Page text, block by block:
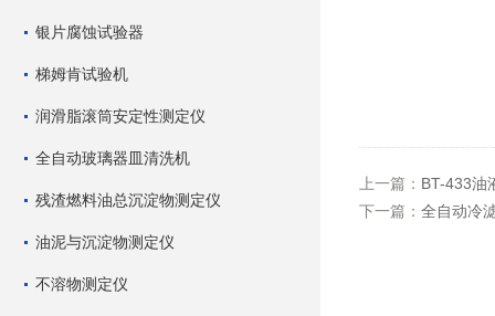
银片腐蚀试验器
梯姆肯试验机
润滑脂滚筒安定性测定仪
全自动玻璃器皿清洗机
残渣燃料油总沉淀物测定仪
油泥与沉淀物测定仪
不溶物测定仪
上一篇： BT-433油
下一篇： 全自动冷